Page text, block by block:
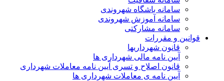
سامانه باشگاه شهروندی
سامانه آموزش شهروندی
سامانه مشارکتی
قوانین و مقررات
قانون شهرداریها
آیین نامه مالی شهرداری ها
قانون اصلاح و تسری آیین نامه معاملات شهرداری
آیین نامه ی معاملات شهرداری ها